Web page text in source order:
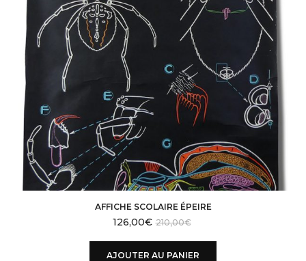
AFFICHE SCOLAIRE ÉPEIRE
210,00€
126,00€
AJOUTER AU PANIER